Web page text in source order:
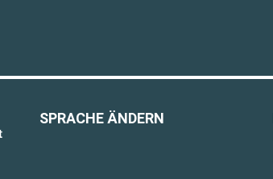
SPRACHE ÄNDERN